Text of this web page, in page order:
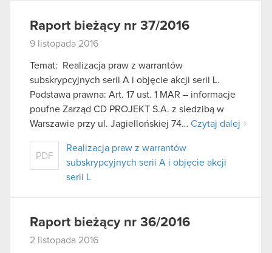
Raport bieżący nr 37/2016
9 listopada 2016
Temat: Realizacja praw z warrantów
subskrypcyjnych serii A i objęcie akcji serii L.
Podstawa prawna: Art. 17 ust. 1 MAR – informacje
poufne Zarząd CD PROJEKT S.A. z siedzibą w
Warszawie przy ul. Jagiellońskiej 74… Czytaj dalej
PDF
Realizacja praw z warrantów
subskrypcyjnych serii A i objęcie akcji
serii L
Raport bieżący nr 36/2016
2 listopada 2016